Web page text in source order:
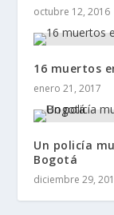
octubre 12, 2016
16 muertos
enero 21, 2017
Un policía
Bogotá
diciembre 29,